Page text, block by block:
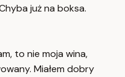
już na boksa.
to nie moja wina,
Miałem dobry